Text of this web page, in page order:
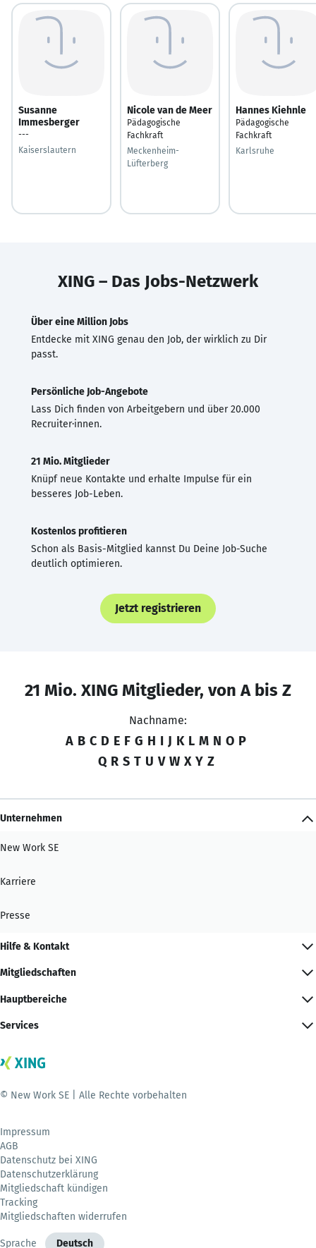
Susanne
Immesberger
---
Kaiserslautern
Nicole van de Meer
Pädagogische
Fachkraft
Meckenheim-
Lüfterberg
Hannes Kiehnle
Pädagogische
Fachkraft
Karlsruhe
XING – Das Jobs-Netzwerk
Über eine Million Jobs
Entdecke mit XING genau den Job, der wirklich zu Dir
passt.
Persönliche Job-Angebote
Lass Dich finden von Arbeitgebern und über 20.000
Recruiter·innen.
21 Mio. Mitglieder
Knüpf neue Kontakte und erhalte Impulse für ein
besseres Job-Leben.
Kostenlos profitieren
Schon als Basis-Mitglied kannst Du Deine Job-Suche
deutlich optimieren.
Jetzt registrieren
21 Mio. XING Mitglieder, von A bis Z
Nachname:
A B C D E F G H I J K L M N O P
Q R S T U V W X Y Z
Unternehmen
New Work SE
Karriere
Presse
Hilfe & Kontakt
Mitgliedschaften
Hauptbereiche
Services
© New Work SE | Alle Rechte vorbehalten
Impressum
AGB
Datenschutz bei XING
Datenschutzerklärung
Mitgliedschaft kündigen
Tracking
Mitgliedschaften widerrufen
Sprache Deutsch